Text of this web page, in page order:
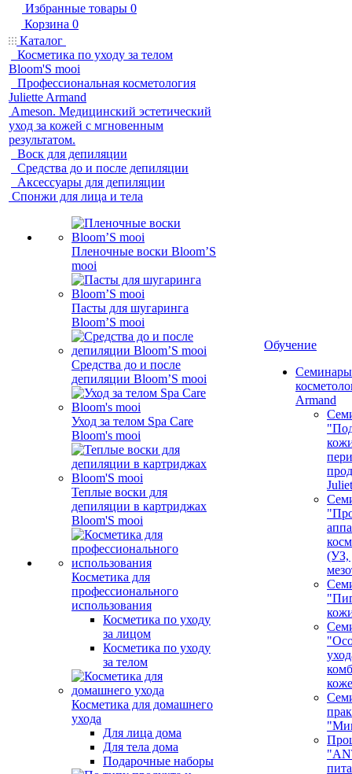
Избранные товары 0
Корзина 0
Каталог
Косметика по уходу за телом
Bloom'S mooi
Профессиональная косметология
Juliette Armand
Ameson. Медицинский эстетический
уход за кожей с мгновенным
результатом.
Воск для депиляции
Средства до и после депиляции
Аксессуары для депиляции
Спонжи для лица и тела
Пленочные воски Bloom’S
mooi
Пасты для шугаринга
Bloom’S mooi
Средства до и после
депиляции Bloom’S mooi
Уход за телом Spa Care
Bloom's mooi
Теплые воски для
депиляции в картриджах
Bloom'S mooi
Косметика для
профессионального
использования
Косметика по уходу
за лицом
Косметика по уходу
за телом
Косметика для домашнего
ухода
Для лица дома
Для тела дома
Подарочные наборы
Обучение
Armand
(УЗ,